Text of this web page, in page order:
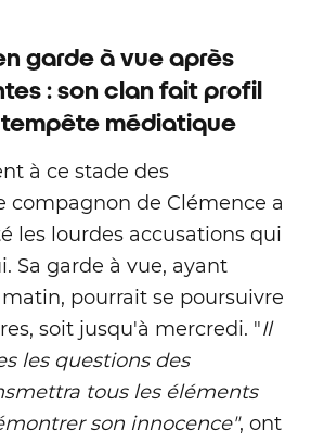
garde à vue après
: son clan fait profil
médiatique
à ce stade des
compagnon de Clémence a
les lourdes accusations qui
Sa garde à vue, ayant
pourrait se poursuivre
soit jusqu'à mercredi. "Il
les questions des
tous les éléments
son innocence", ont